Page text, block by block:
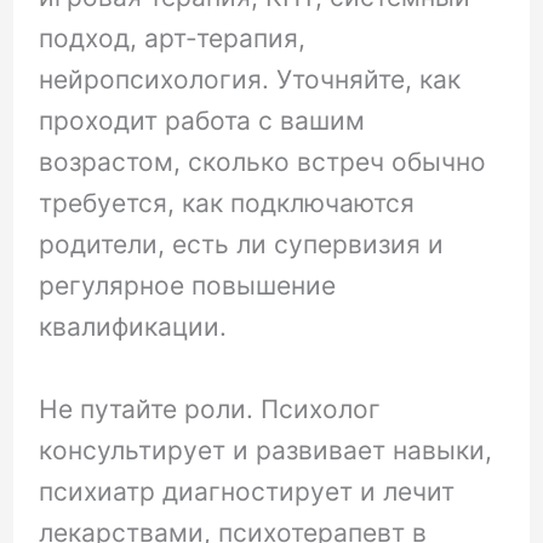
подход, арт-терапия,
нейропсихология. Уточняйте, как
проходит работа с вашим
возрастом, сколько встреч обычно
требуется, как подключаются
родители, есть ли супервизия и
регулярное повышение
квалификации.
Не путайте роли. Психолог
консультирует и развивает навыки,
психиатр диагностирует и лечит
лекарствами, психотерапевт в